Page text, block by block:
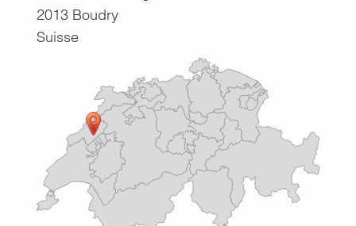
2013 Boudry
Suisse